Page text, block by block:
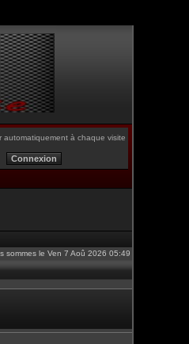
automatiquement à chaque visite
sommes le Ven 7 Aoû 2026 05:49